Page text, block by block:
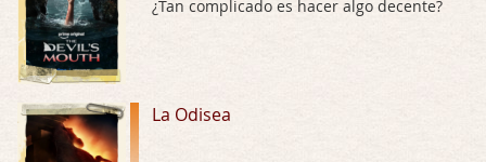
Por: Luar
Hungry
Por: Croc
¿Tan complicado es hacer algo decente?
La Odisea